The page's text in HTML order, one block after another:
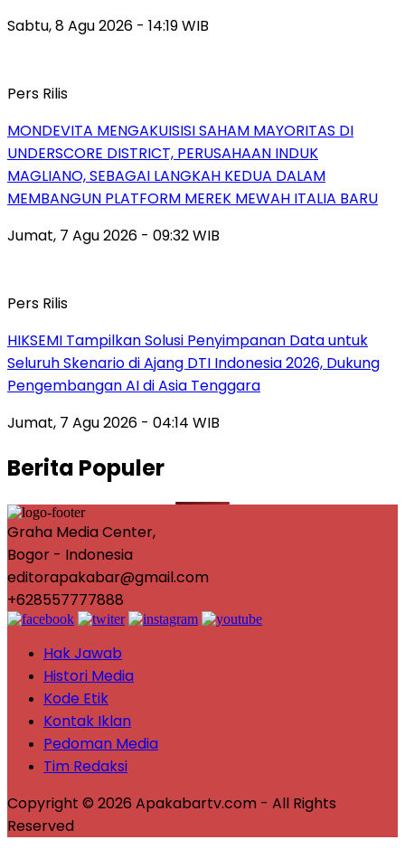
Sabtu, 8 Agu 2026 - 14:19 WIB
Pers Rilis
MONDEVITA MENGAKUISISI SAHAM MAYORITAS DI
UNDERSCORE DISTRICT, PERUSAHAAN INDUK
MAGLIANO, SEBAGAI LANGKAH KEDUA DALAM
MEMBANGUN PLATFORM MEREK MEWAH ITALIA BARU
Jumat, 7 Agu 2026 - 09:32 WIB
Pers Rilis
HIKSEMI Tampilkan Solusi Penyimpanan Data untuk
Seluruh Skenario di Ajang DTI Indonesia 2026, Dukung
Pengembangan AI di Asia Tenggara
Jumat, 7 Agu 2026 - 04:14 WIB
Berita Populer
Graha Media Center,
Bogor - Indonesia
editorapakabar@gmail.com
+628557777888
Hak Jawab
Histori Media
Kode Etik
Kontak Iklan
Pedoman Media
Tim Redaksi
Copyright © 2026 Apakabartv.com - All Rights
Reserved